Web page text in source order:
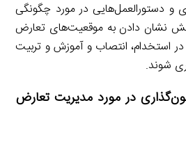
و دستورالعمل‌هایی در مورد چگونگی
نشان دادن به موقعیت‌های تعارض
استخدام، انتصاب و آموزش و تربیت
شوند.
در مورد مدیریت تعارض